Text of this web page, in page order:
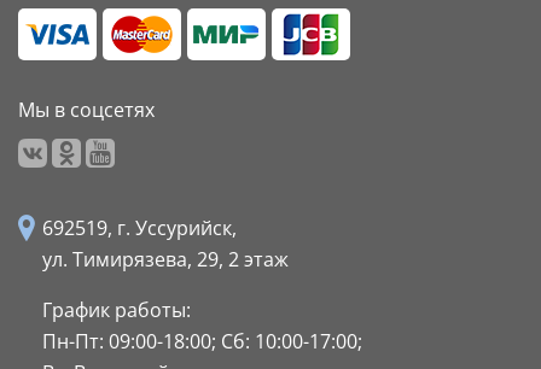
Мы в соцсетях
692519, г. Уссурийск,
ул. Тимирязева, 29, 2 этаж
График работы:
Пн-Пт: 09:00-18:00; Сб: 10:00-17:00;